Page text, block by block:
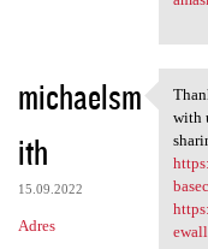
michaelsm
ith
15.09.2022
Adres
with